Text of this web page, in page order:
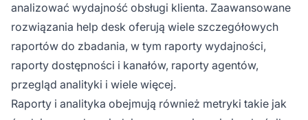
analizować wydajność obsługi klienta. Zaawansowane
rozwiązania help desk oferują wiele szczegółowych
raportów do zbadania, w tym raporty wydajności,
raporty dostępności i kanałów, raporty agentów,
przegląd analityki i wiele więcej.
Raporty i analityka obejmują również metryki takie jak